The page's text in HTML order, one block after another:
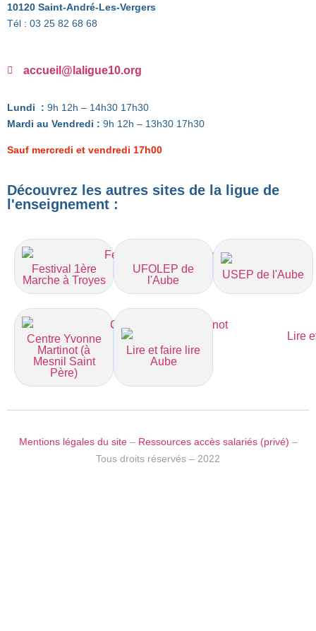
10120 Saint-André-Les-Vergers
Tél : 03 25 82 68 68
accueil@laligue10.org
Lundi : 9h 12h – 14h30 17h30
Mardi au Vendredi : 9h 12h – 13h30 17h30
Sauf mercredi et vendredi 17h00
Découvrez les autres sites de la ligue de
l'enseignement :
Festival 1ère
Marche à Troyes
UFOLEP de
l'Aube
USEP de l'Aube
Centre Yvonne
Martinot (à
Mesnil Saint
Père)
Lire et faire lire
Aube
Mentions légales du site– Ressources accès salariés (privé) –
Tous droits réservés – 2022